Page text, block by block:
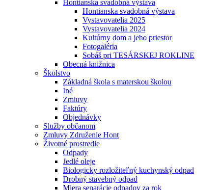
Hontianska svadobná výstava
Hontianska svadobná výstava
Vystavovatelia 2025
Vystavovatelia 2024
Kultúrny dom a jeho priestor
Fotogaléria
Sobáš pri TESÁRSKEJ ROKLINE
Obecná knižnica
Školstvo
Základná škola s materskou školou
Iné
Zmluvy
Faktúry
Objednávky
Služby občanom
Zmluvy Združenie Hont
Životné prostredie
Odpady
Jedlé oleje
Biologicky rozložiteľný kuchynský odpad
Drobný stavebný odpad
Miera separácie odpadov za rok